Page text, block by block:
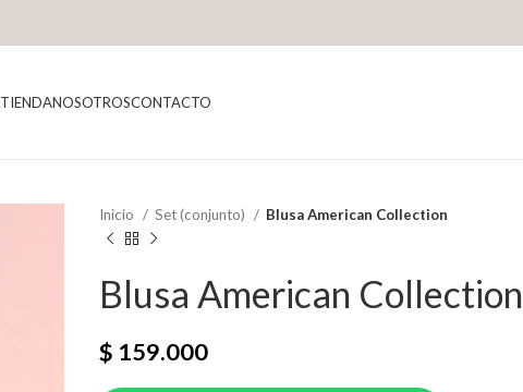
TIENDANOSOTROSCONTACTO
Inicio Set (conjunto) Blusa American Collection
Blusa American Collection
$ 159.000